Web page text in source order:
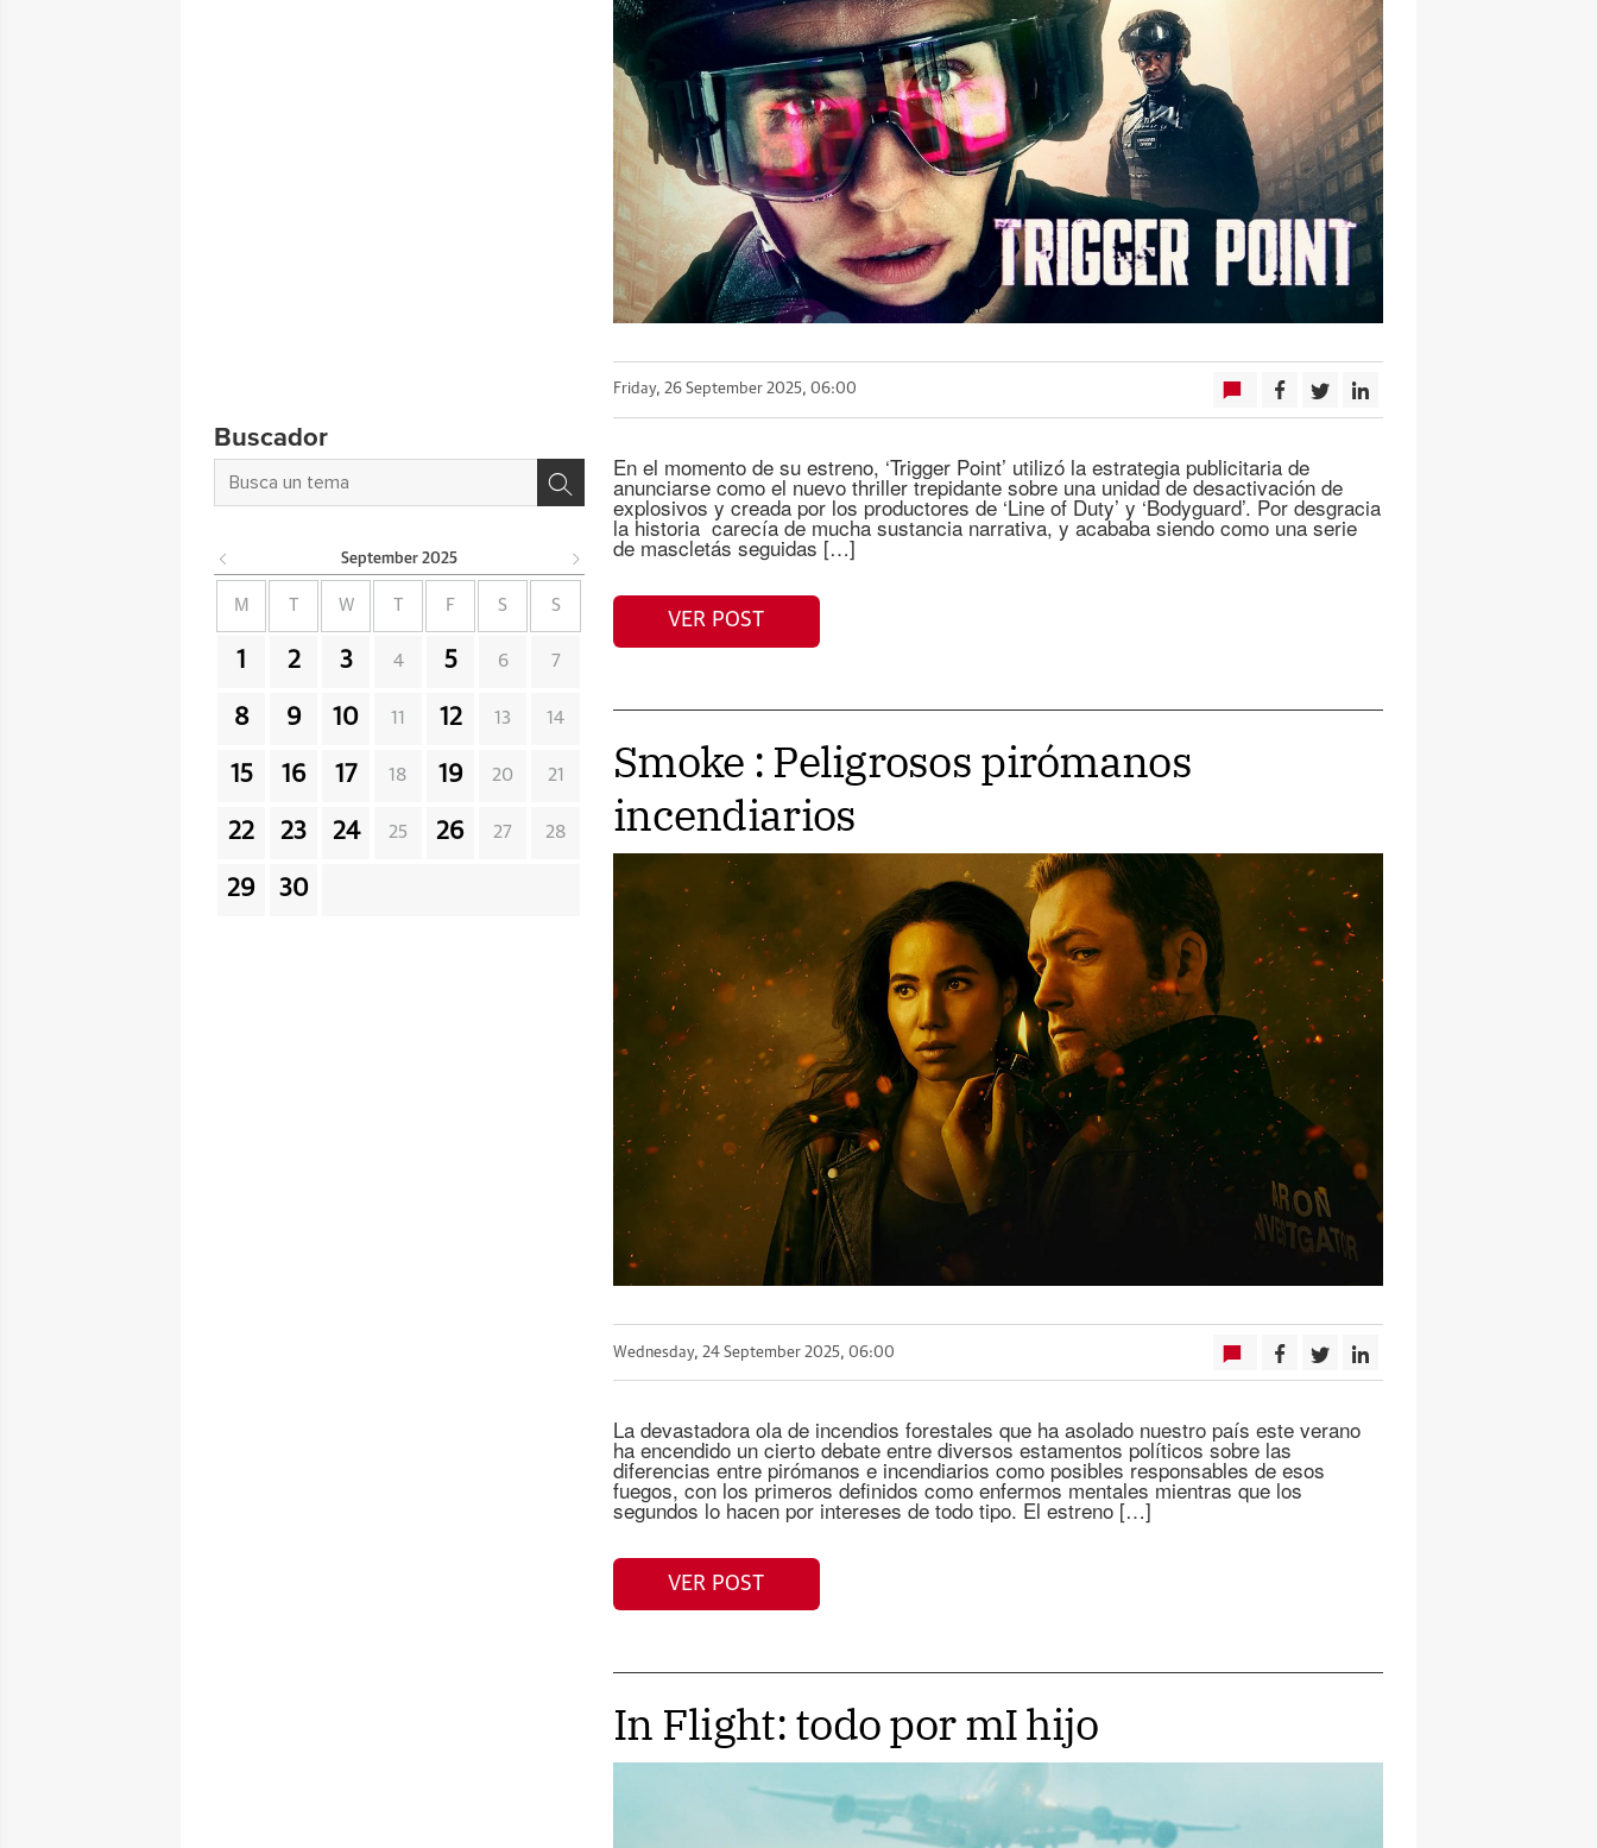
Friday, 26 September 2025, 06:00
En el momento de su estreno, ‘Trigger Point’ utilizó la estrategia publicitaria de
anunciarse como el nuevo thriller trepidante sobre una unidad de desactivación de
explosivos y creada por los productores de ‘Line of Duty’ y ‘Bodyguard’. Por desgracia
la historia carecía de mucha sustancia narrativa, y acababa siendo como una serie
de mascletás seguidas […]
VER POST
Smoke : Peligrosos pirómanos
incendiarios
Wednesday, 24 September 2025, 06:00
La devastadora ola de incendios forestales que ha asolado nuestro país este verano
ha encendido un cierto debate entre diversos estamentos políticos sobre las
diferencias entre pirómanos e incendiarios como posibles responsables de esos
fuegos, con los primeros definidos como enfermos mentales mientras que los
segundos lo hacen por intereses de todo tipo. El estreno […]
VER POST
In Flight: todo por mI hijo
Buscador
September 2025
M W F S S
1 2 3 4 5 6 7
8 9 10 11 12 13 14
15 16 17 18 19 20 21
22 23 24 25 26 27 28
29 30